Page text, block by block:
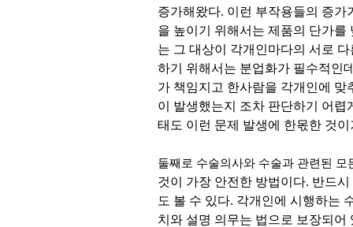
증가해왔다. 이런 부작용들의 증가
을 높이기 위해서는 제품의 단가
는 그 대상이 각개인마다의 서로
하기 위해서는 분업화가 필수적인
가 책임지고 한사람을 각개인에
이 발생했는지 조차 판단하기 어
태도 이런 문제 발생에 한몫한 것
둘째로 수술의사와 수술과 관련된 모
것이 가장 안전한 방법이다. 반드
도 볼 수 있다. 각개인에 시행하는
치와 설명 의무는 법으로 보장되